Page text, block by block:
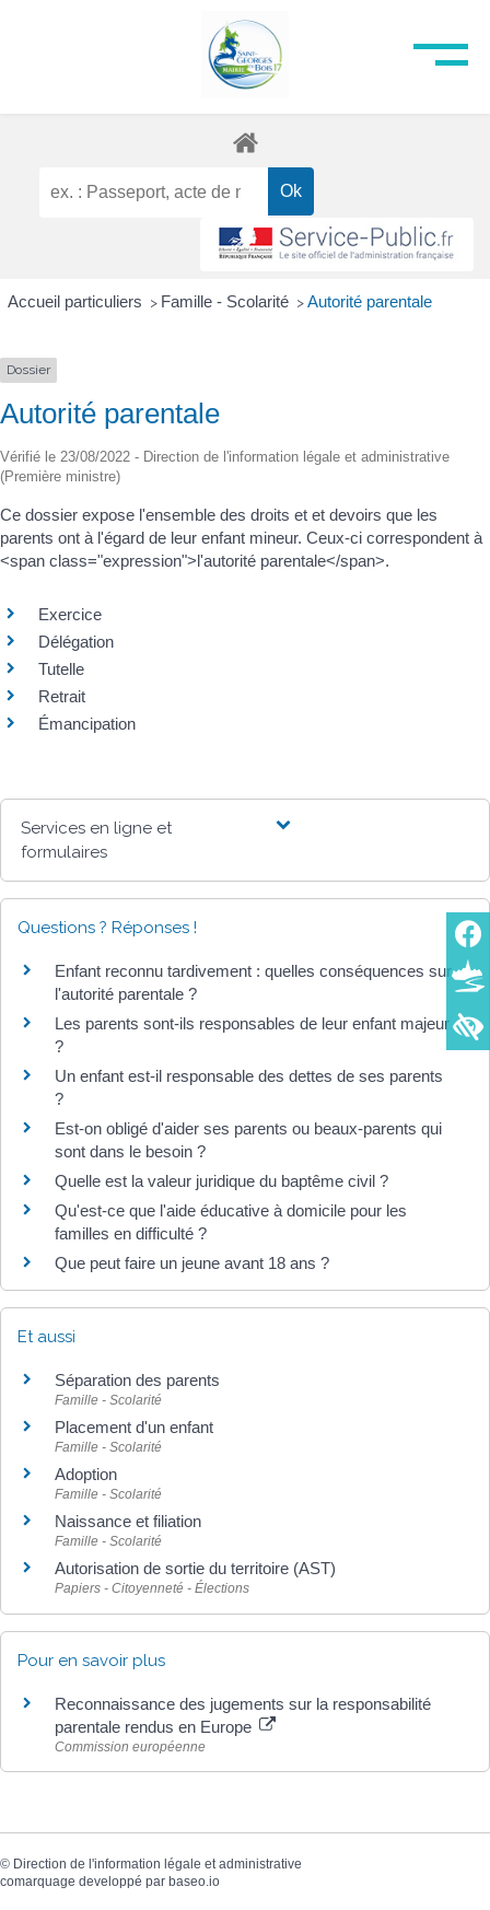
Accueil particuliers > Famille - Scolarité > Autorité parentale
Dossier
Autorité parentale
Vérifié le 23/08/2022 - Direction de l'information légale et administrative
(Première ministre)
Ce dossier expose l'ensemble des droits et et devoirs que les
parents ont à l'égard de leur enfant mineur. Ceux-ci correspondent à
<span class="expression">l'autorité parentale</span>.
Exercice
Délégation
Tutelle
Retrait
Émancipation
Services en ligne et
formulaires
Questions ? Réponses !
Enfant reconnu tardivement : quelles conséquences sur
l'autorité parentale ?
Les parents sont-ils responsables de leur enfant majeur
?
Un enfant est-il responsable des dettes de ses parents
?
Est-on obligé d'aider ses parents ou beaux-parents qui
sont dans le besoin ?
Quelle est la valeur juridique du baptême civil ?
Qu'est-ce que l'aide éducative à domicile pour les
familles en difficulté ?
Que peut faire un jeune avant 18 ans ?
Et aussi
Séparation des parents
Famille - Scolarité
Placement d'un enfant
Famille - Scolarité
Adoption
Famille - Scolarité
Naissance et filiation
Famille - Scolarité
Autorisation de sortie du territoire (AST)
Papiers - Citoyenneté - Élections
Pour en savoir plus
Reconnaissance des jugements sur la responsabilité
parentale rendus en Europe
Commission européenne
© Direction de l'information légale et administrative
comarquage developpé par baseo.io